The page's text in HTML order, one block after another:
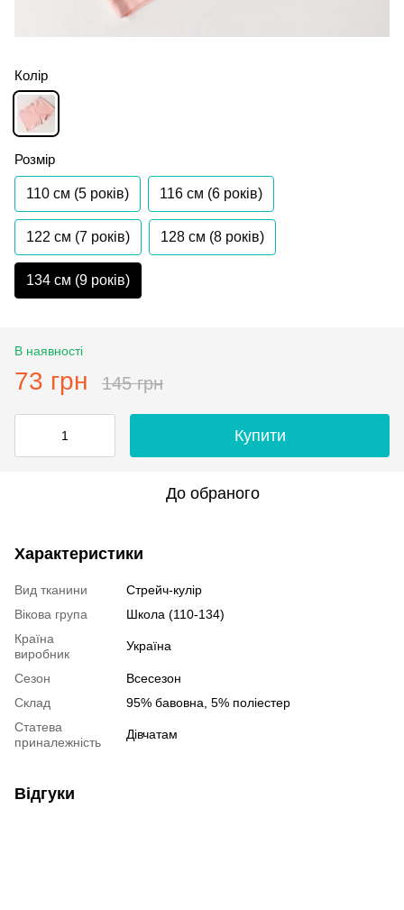
Колір
Розмір
110 см (5 років) 116 см (6 років)
122 см (7 років) 128 см (8 років)
134 см (9 років)
В наявності
73 грн 145 грн
Купити
До обраного
Характеристики
Вид тканини
Стрейч-кулір
Вікова група
Школа (110-134)
Країна
виробник
Україна
Сезон
Всесезон
Склад
95% бавовна, 5% поліестер
Статева
приналежність
Дівчатам
Відгуки